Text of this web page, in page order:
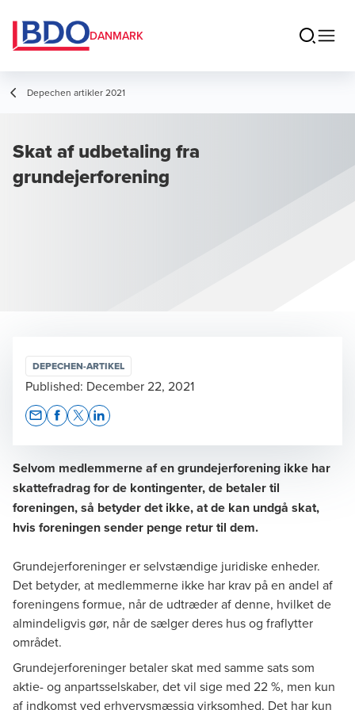
DANMARK
Depechen artikler 2021
Skat af udbetaling fra
grundejerforening
Selvom medlemmerne af en grundejerforening ikke har
skattefradrag for de kontingenter, de betaler til
foreningen, så betyder det ikke, at de kan undgå skat,
hvis foreningen sender penge retur til dem.
Grundejerforeninger er selvstændige juridiske enheder.
Det betyder, at medlemmerne ikke har krav på en andel af
foreningens formue, når de udtræder af denne, hvilket de
almindeligvis gør, når de sælger deres hus og fraflytter
området.
Grundejerforeninger betaler skat med samme sats som
aktie- og anpartsselskaber, det vil sige med 22 %, men kun
af indkomst ved erhvervsmæssig virksomhed. Det har kun
DEPECHEN-ARTIKEL
Published: December 22, 2021